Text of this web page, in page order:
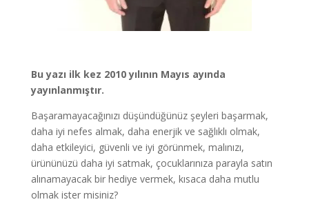
Bu yazı ilk kez 2010 yılının Mayıs ayında
yayınlanmıştır.
Başaramayacağınızı düşündüğünüz şeyleri başarmak,
daha iyi nefes almak, daha enerjik ve sağlıklı olmak,
daha etkileyici, güvenli ve iyi görünmek, malınızı,
ürününüzü daha iyi satmak, çocuklarınıza parayla satın
alınamayacak bir hediye vermek, kısaca daha mutlu
olmak ister misiniz?